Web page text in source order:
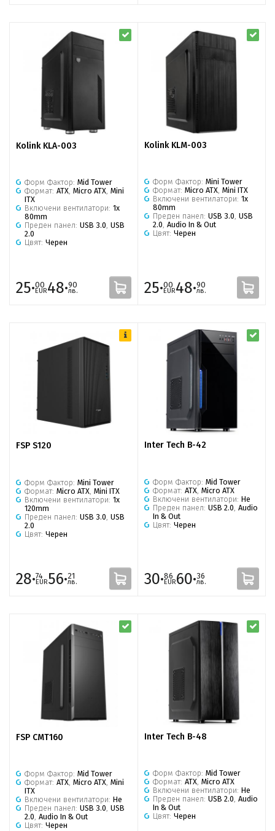
Kolink KLA-003
Форм Фактор: Mid Tower
Формат: ATX, Micro ATX, Mini
ITX
Включени вентилатори: 1x
80mm
Преден панел: USB 3.0, USB
2.0
Цвят: Черен
25·00
EUR48·90
лв.
Kolink KLM-003
Форм Фактор: Mini Tower
Формат: Micro ATX, Mini ITX
Включени вентилатори: 1x
80mm
Преден панел: USB 3.0, USB
2.0, Audio In & Out
Цвят: Черен
25·00
EUR48·90
лв.
FSP S120
Форм Фактор: Mini Tower
Формат: Micro ATX Mini ITX
Включени вентилатори: 1x
120mm
Преден панел: USB 3.0 USB
2.0
Цвят: Черен
28·74
EUR56·21
лв.
Inter Tech B-42
Форм Фактор: Mid Tower
Формат: ATX Micro ATX
Включени вентилатори: Не
Преден панел: USB 2.0 Audio
In & Out
Цвят: Черен
30·86
EUR60·36
лв.
FSP CMT160
Форм Фактор: Mid Tower
Формат: ATX, Micro ATX, Mini
ITX
Включени вентилатори: Не
Преден панел: USB 3.0, USB
2.0, Audio In & Out
Цвят: Черен
Inter Tech B-48
Форм Фактор: Mid Tower
Формат: ATX, Micro ATX
Включени вентилатори: Не
Преден панел: USB 2.0, Audio
In & Out
Цвят: Черен